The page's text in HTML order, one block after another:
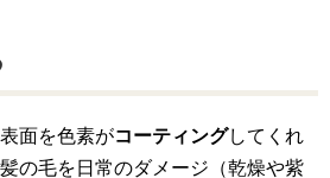
面を色素がコーティングしてくれ
の毛を日常のダメージ（乾燥や紫